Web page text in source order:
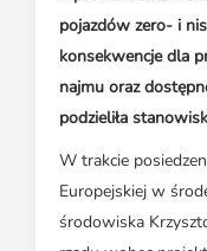
pojazdów zero- i
konsekwencje dla
najmu oraz
podzieliła
W trakcie
Europejskiej w
środowiska